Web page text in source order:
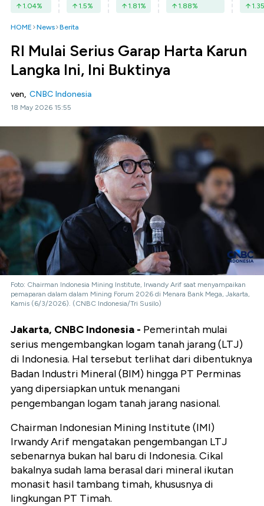
1.04% 1.5% 1.81% 1.88% 1.35
HOME News Berita
RI Mulai Serius Garap Harta Karun
Langka Ini, Ini Buktinya
ven, CNBC Indonesia
18 May 2026 15:55
Foto: Chairman Indonesia Mining Institute, Irwandy Arif saat menyampaikan
pemaparan dalam dalam Mining Forum 2026 di Menara Bank Mega, Jakarta,
Kamis (6/3/2026). (CNBC Indonesia/Tri Susilo)
Jakarta, CNBC Indonesia - Pemerintah mulai
serius mengembangkan logam tanah jarang (LTJ)
di Indonesia. Hal tersebut terlihat dari dibentuknya
Badan Industri Mineral (BIM) hingga PT Perminas
yang dipersiapkan untuk menangani
pengembangan logam tanah jarang nasional.
Chairman Indonesian Mining Institute (IMI)
Irwandy Arif mengatakan pengembangan LTJ
sebenarnya bukan hal baru di Indonesia. Cikal
bakalnya sudah lama berasal dari mineral ikutan
monasit hasil tambang timah, khususnya di
lingkungan PT Timah.